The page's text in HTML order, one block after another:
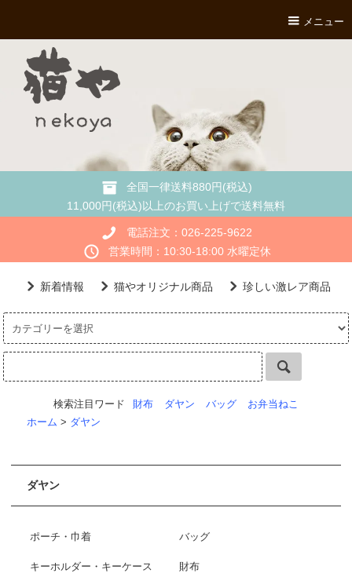
メニュー
全国一律送料880円(税込)
11,000円(税込)以上のお買い上げで送料無料
電話注文：026-225-9622
営業時間：10:30-18:00 水曜定休
新着情報 猫やオリジナル商品 珍しい激レア商品
検索注目ワード 財布 ダヤン バッグ
お弁当ねこ
ホーム > ダヤン
ダヤン
ポーチ・巾着 バッグ
キーホルダー・キーケース 財布